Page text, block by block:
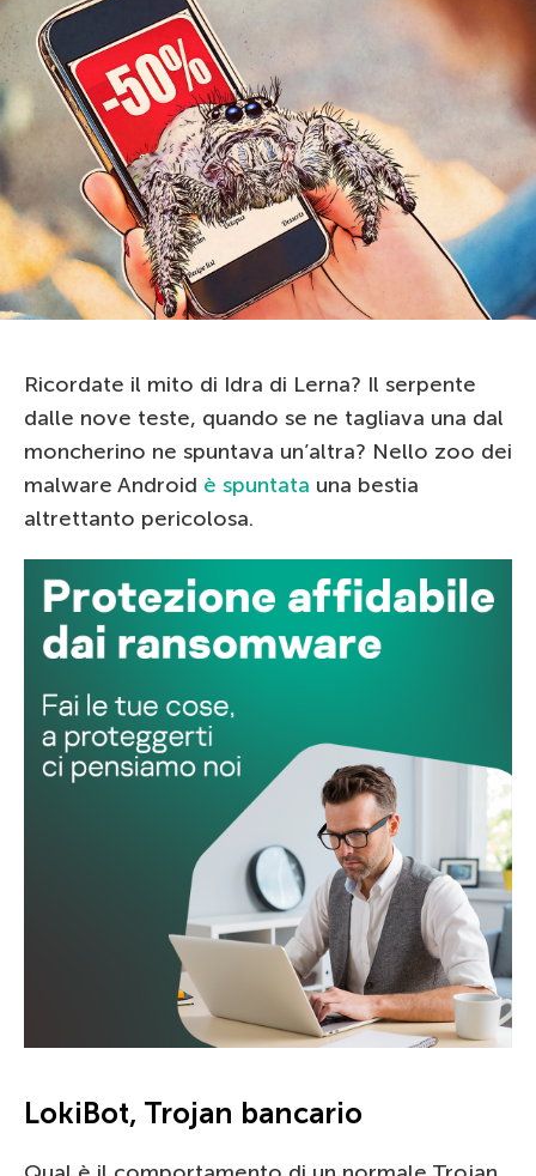
Ricordate il mito di Idra di Lerna? Il serpente
dalle nove teste, quando se ne tagliava una dal
moncherino ne spuntava un’altra? Nello zoo dei
malware Android è spuntata una bestia
altrettanto pericolosa.
LokiBot, Trojan bancario